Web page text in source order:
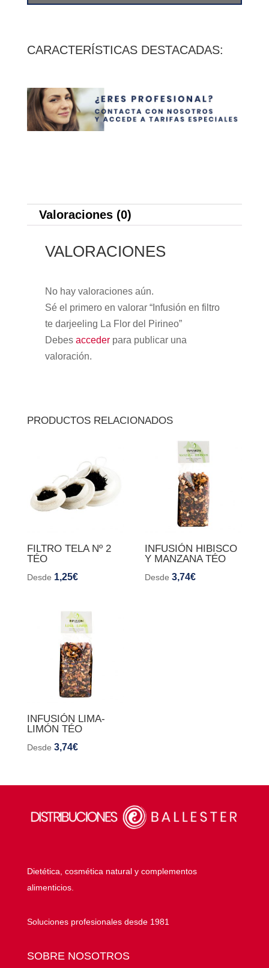
del
CARACTERÍSTICAS DESTACADAS:
Valoraciones (0)
VALORACIONES
No hay valoraciones aún.
Sé el primero en valorar “Infusión en filtro
te darjeeling La Flor del Pirineo”
Debes accederpara publicar una
valoración.
PRODUCTOS RELACIONADOS
FILTRO TELA Nº 2
TÉO
Desde 1,25€
INFUSIÓN HIBISCO
Y MANZANA TÉO
Desde3,74€
INFUSIÓN LIMA-
LIMÓN TÉO
Desde 3,74€
Dietética, cosmética natural y complementos
alimenticios.
Soluciones profesionales desde 1981
SOBRE NOSOTROS